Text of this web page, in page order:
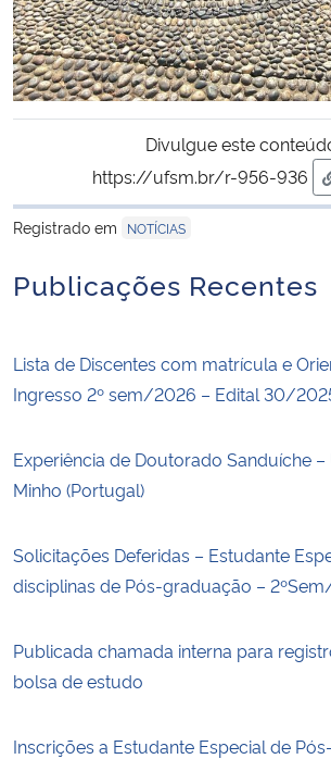
Divulgue este
https://ufsm.br/r-956-936
Registrado em
NOTÍCIAS
Publicações Recentes
Lista de Discentes com matrícula e
Ingresso 2º sem/2026 – Edital 30/
Experiência de Doutorado Sanduíche
Minho (Portugal)
Solicitações Deferidas – Estudante
disciplinas de Pós-graduação –
Publicada chamada interna para
bolsa de estudo
Inscrições a Estudante Especial de